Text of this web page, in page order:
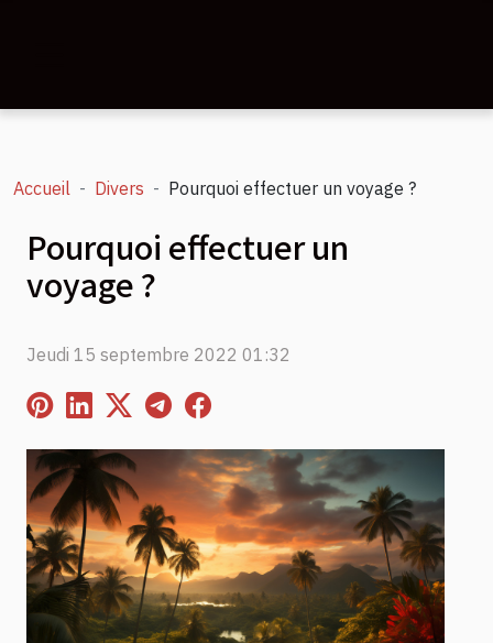
Accueil Divers Pourquoi effectuer un voyage ?
Pourquoi effectuer un
voyage ?
Jeudi 15 septembre 2022 01:32